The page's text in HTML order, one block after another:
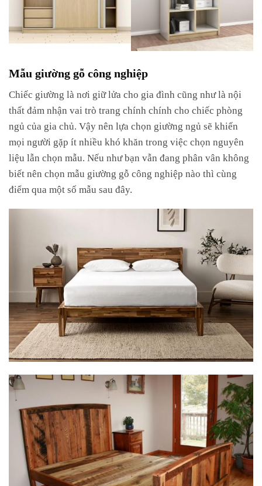
Mẫu giường gỗ công nghiệp
Chiếc giường là nơi giữ lửa cho gia đình cũng như là nội
thất đảm nhận vai trò trang chính chính cho chiếc phòng
ngủ của gia chủ. Vậy nên lựa chọn giường ngủ sẽ khiến
mọi người gặp ít nhiều khó khăn trong việc chọn nguyên
liệu lẫn chọn mẫu. Nếu như bạn vẫn đang phân vân không
biết nên chọn mẫu giường gỗ công nghiệp nào thì cùng
điểm qua một số mẫu sau đây.